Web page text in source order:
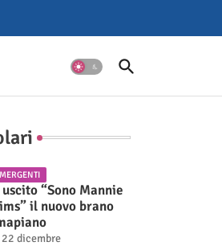
uscito “Sono Mannie
il nuovo brano
22 dicembre